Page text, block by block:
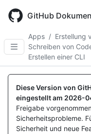
main
GitHub
Apps / Erstellung
Schreiben von
Erstellen einer CLI
Diese Version von
eingestellt am 2026-
Freigabe
Sicherheitsprobleme.
Sicherheit und neue